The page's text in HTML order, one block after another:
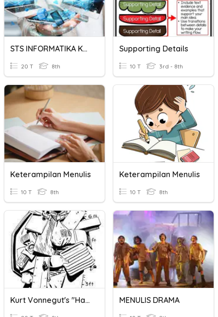
STS INFORMATIKA KELAS 8
20 T 8th
Supporting Details
10 T 3rd - 8th
Keterampilan Menulis
10 T 8th
Keterampilan Menulis
10 T 8th
Kurt Vonnegut's "Harrison Bergeron" MENULIS DRAMA